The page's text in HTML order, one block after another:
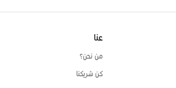
عنا
من نحن؟
كن شريكنا